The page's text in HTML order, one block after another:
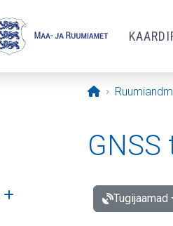
Avaleht
Ava alammenüü Tugijaamad